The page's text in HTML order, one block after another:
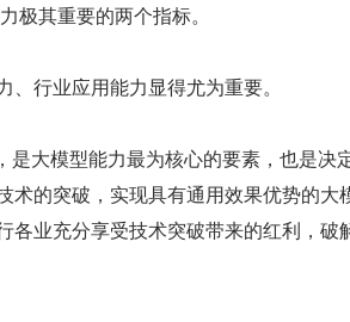
极其重要的两个指标。
行业应用能力显得尤为重要。
是大模型能力最为核心的要素，也是决
术的突破，实现具有通用效果优势的大
各业充分享受技术突破带来的红利，破